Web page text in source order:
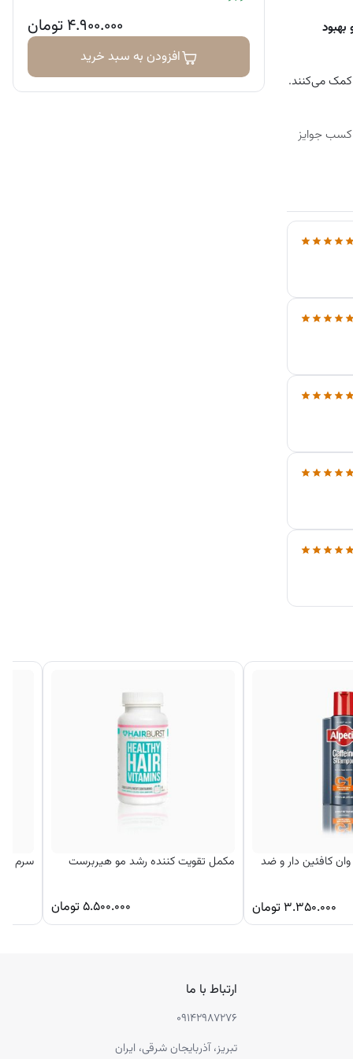
می‌کنند.
کسب جوایز
برای
۴.۹۰۰.۰۰۰تومان
افزودن به سبد خرید
کافئین دار و ضد
۳.۳۵۰.۰۰۰ تومان
مکمل تقویت کننده رشد مو هیربرست
۵.۵۰۰.۰۰۰تومان
سرم
ارتباط با ما
۰۹۱۴۲۹۸۷۲۷۶
تبریز، آذربایجان شرقی، ایران